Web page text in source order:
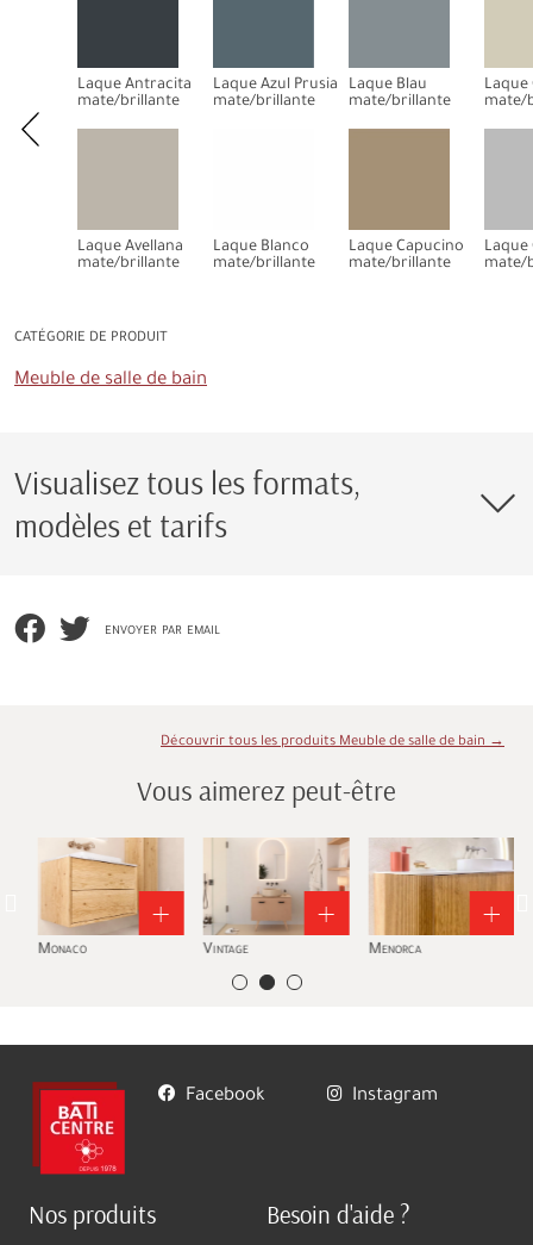
Laque Antracita
mate/brillante
Laque Avellana
mate/brillante
Laque Azul Prusia
mate/brillante
Laque Blanco
mate/brillante
Laque Blau
mate/brillante
Laque Capucino
mate/brillante
Laque
mate/
Laque
mate/
CATÉGORIE DE PRODUIT
Meuble de salle de bain
Visualisez tous les formats,
modèles et tarifs
envoyer par email
Découvrir tous les produits Meuble de salle de bain →
Vous aimerez peut-être
Monaco Vintage Menorca
Facebook Instagram
Nos produits Besoin d'aide ?